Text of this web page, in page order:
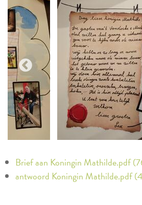
Brief aan Koningin Mathilde.pdf
antwoord Koningin Mathilde.pdf